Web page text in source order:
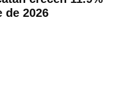
de 2026